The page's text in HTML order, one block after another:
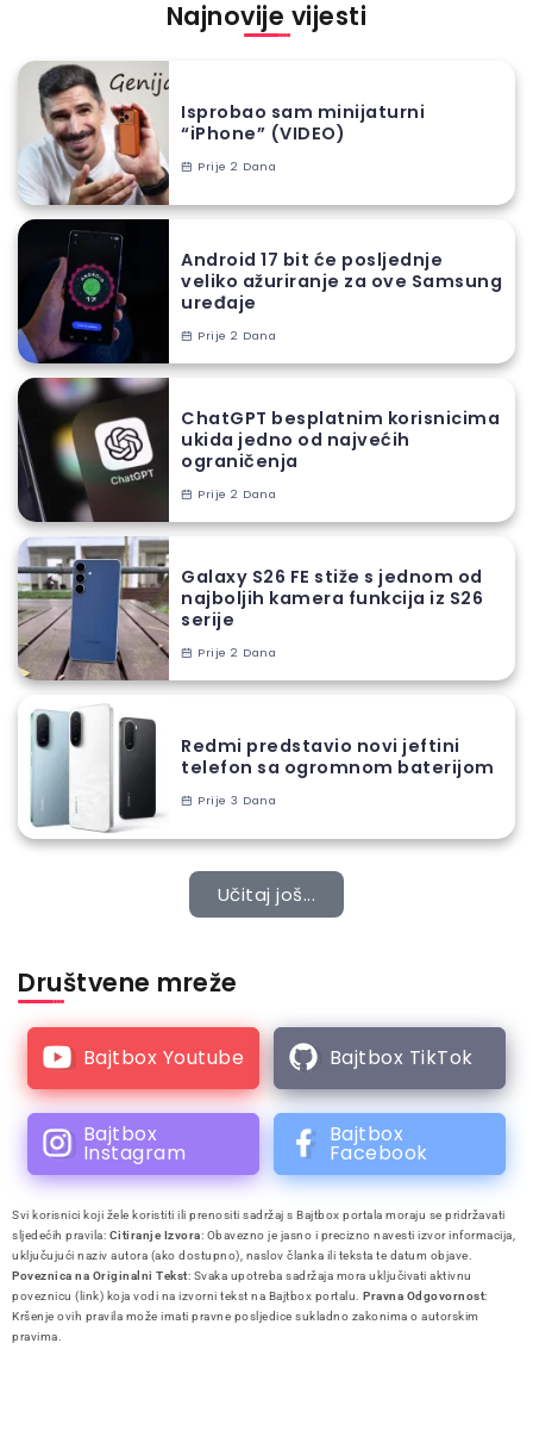
Najnovije vijesti
Isprobao sam minijaturni
“iPhone” (VIDEO)
Prije 2 Dana
Android 17 bit će posljednje
veliko ažuriranje za ove Samsung
uređaje
Prije 2 Dana
ChatGPT besplatnim korisnicima
ukida jedno od najvećih
ograničenja
Prije 2 Dana
Galaxy S26 FE stiže s jednom od
najboljih kamera funkcija iz S26
serije
Prije 2 Dana
Redmi predstavio novi jeftini
telefon sa ogromnom baterijom
Prije 3 Dana
Učitaj još...
Društvene mreže
Bajtbox Youtube Bajtbox TikTok
Bajtbox
Instagram
Bajtbox
Facebook
Svi korisnici koji žele koristiti ili prenositi sadržaj s Bajtbox portala moraju se pridržavati
sljedećih pravila: Citiranje Izvora: Obavezno je jasno i precizno navesti izvor informacija,
uključujući naziv autora (ako dostupno), naslov članka ili teksta te datum objave.
Poveznica na Originalni Tekst: Svaka upotreba sadržaja mora uključivati aktivnu
poveznicu (link) koja vodi na izvorni tekst na Bajtbox portalu. Pravna Odgovornost:
Kršenje ovih pravila može imati pravne posljedice sukladno zakonima o autorskim
pravima.